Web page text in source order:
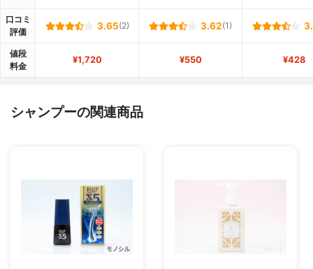
口コミ
評価
3.65(2) 3.62(1)
値段
料金
¥1,720 ¥550 ¥428
シャンプーの関連商品